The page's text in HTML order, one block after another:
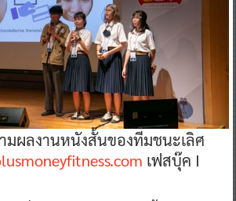
มผลงานหนังสั้นของทีมชนะเลิศ
เฟสบุ๊ค I